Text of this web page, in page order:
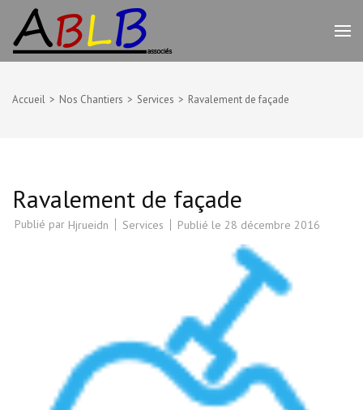
contenu
(Pressez
Travaux de rénovation peinture,
plâtrerie et bien d'autres –
Accueil > Nos Chantiers > Services > Ravalement de façade
Ravalement de façade
Publié par Hjrueidn Services Publié le 28 décembre 2016